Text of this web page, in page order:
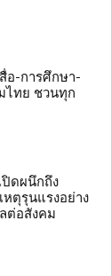
อ-การศึกษา-
ไทย ชวนทุก
ปิดผนึกถึง
ตุรุนแรงอย่าง
ต่อสังคม